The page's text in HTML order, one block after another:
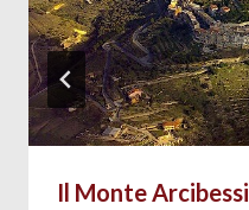
Il Monte Arcibessi